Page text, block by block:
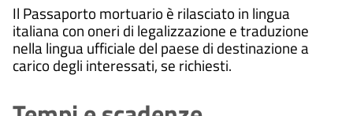
Il Passaporto mortuario è rilasciato in lingua
italiana con oneri di legalizzazione e traduzione
nella lingua ufficiale del paese di destinazione a
carico degli interessati, se richiesti.